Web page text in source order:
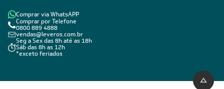
Comprar via WhatsAPP
Comprar por Telefone
0800 889 4888
vendas@leveros.com.br
Seg a Sex das 8h até as 18h
Sáb das 8h as 12h
*exceto feriados